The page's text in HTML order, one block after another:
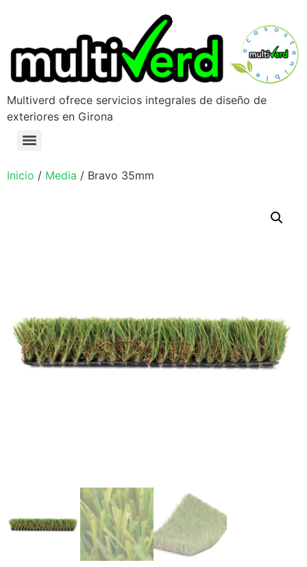
Multiverd ofrece servicios integrales de diseño de
exteriores en Girona
Inicio / Media / Bravo 35mm